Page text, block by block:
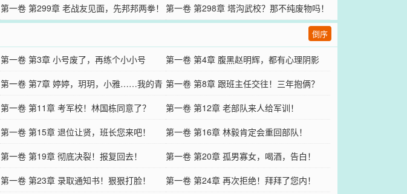
制来！
第一卷 第299章 老战友见面，先邦邦两拳！ 第一卷 第298章 塔沟武校？那不纯废物吗！
倒序
第一卷 第3章 小号废了，再练个小小号
第一卷 第4章 腹黑赵明辉，都有心理阴影
了！
第一卷 第7章 婷婷，玥玥，小雅……我的青
葱岁月啊！
第一卷 第8章 跟班主任交往！三年抱俩？
第一卷 第11章 考军校！林国栋同意了？
第一卷 第12章 老部队来人给军训！
第一卷 第15章 退位让贤，班长您来吧！
第一卷 第16章 林毅肯定会重回部队！
第一卷 第19章 彻底决裂！报复回去！
第一卷 第20章 孤男寡女，喝酒，告白！
第一卷 第23章 录取通知书！狠狠打脸！
第一卷 第24章 再次拒绝！拜拜了您内！